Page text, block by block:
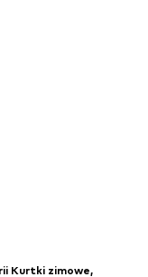
Kurtki zimowe,